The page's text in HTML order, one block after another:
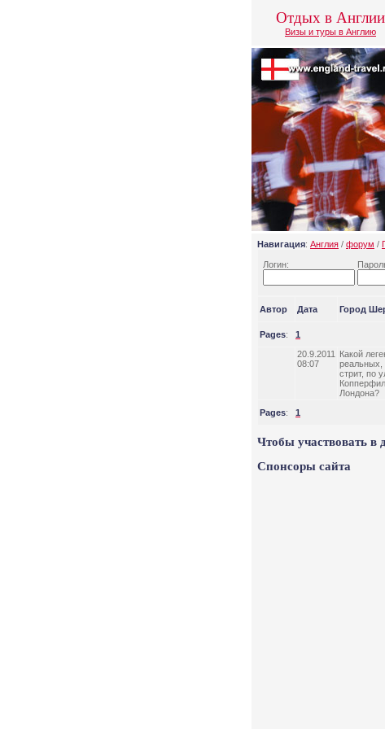
Отдых в Англии
Визы и туры в Англию
Навигация: Англия / форум /
Логин:
Автор Дата Город
Pages: 1
20.9.2011
08:07
Какой
реальных,
стрит, по
Лондона?
Pages: 1
Чтобы участвовать в
Спонсоры сайта